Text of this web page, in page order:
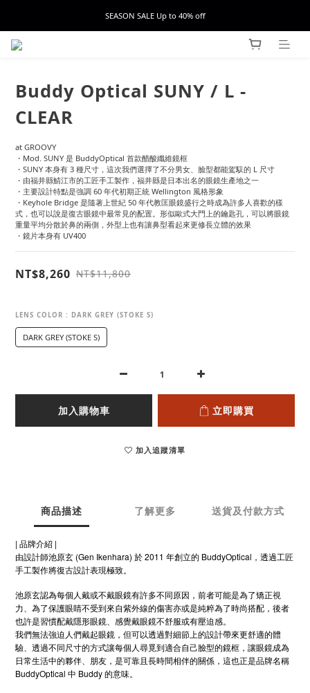
SEASON SALE Up to 40% off
Buddy Optical SUNY / L -
CLEAR
at GROOVY
・Mod. SUNY 是 BuddyOptical 首款醋酸纖維鏡框
・SUNY 本身有 3 種尺寸，這次我們選擇了不分男女、臉型都能駕馭的 L 尺寸
・由福井縣鯖江市的工匠手工製作，福井縣是日本出名的眼鏡生產地之一
・主要設計特點是強調 60 年代初期正統 Wellington 風格形象
・Keyhole Bridge 是隨著上世紀 50 年代教匡眼鏡盛行之時成為許多人喜歡的樣
式，也可以說是復古眼鏡中最常見的配置。形似歐式大門上的鑰匙孔，可以將眼鏡
重量平均分散於鼻的兩側，外型上也有讓鼻型看起來更修長立體的效果
・鏡片本身有 UV400
NT$8,260 NT$11,800
LENS COLOR : DARK GREY (STOKE S)
DARK GREY (STOKE S)
加入購物車 立即購買
加入追蹤清單
商品描述 了解更多 送貨及付款方式
| 品牌介紹 |
由設計師池原玄 (Gen Ikenhara) 於 2011 年創立的 BuddyOptical，透過工匠
手工製作將復古設計表現極致。
池原玄認為每個人戴或不戴眼鏡有許多不同原因，前者可能是為了矯正視
力、為了保護眼睛不受到來自紫外線的傷害亦或是純粹為了時尚搭配，後者
也許是習慣配戴隱形眼鏡、感覺戴眼鏡不舒服或有壓迫感。
我們無法強迫人們戴起眼鏡，但可以透過對細節上的設計帶來更舒適的體
驗、透過不同尺寸的方式讓每個人尋覓到適合自己臉型的鏡框，讓眼鏡成為
日常生活中的夥伴、朋友，是可靠且長時間相伴的關係，這也正是品牌名稱
BuddyOptical 中 Buddy 的意味。